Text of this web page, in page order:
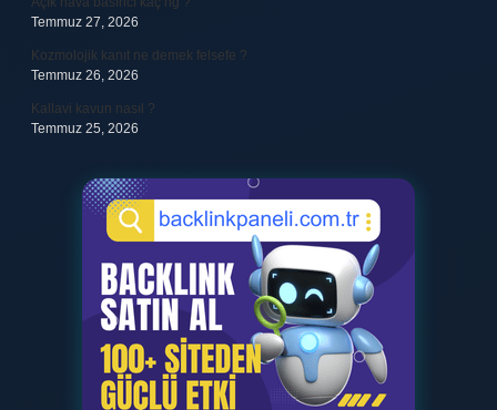
Temmuz 27, 2026
Kozmolojik kanıt ne demek felsefe ?
Temmuz 26, 2026
Kallavi kavun nasıl ?
Temmuz 25, 2026